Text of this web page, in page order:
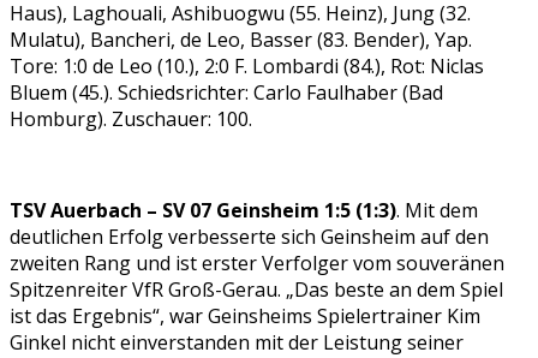
Haus), Laghouali, Ashibuogwu (55. Heinz), Jung (32.
Mulatu), Bancheri, de Leo, Basser (83. Bender), Yap.
Tore: 1:0 de Leo (10.), 2:0 F. Lombardi (84.), Rot: Niclas
Bluem (45.). Schiedsrichter: Carlo Faulhaber (Bad
Homburg). Zuschauer: 100.
TSV Auerbach – SV 07 Geinsheim 1:5 (1:3). Mit dem
deutlichen Erfolg verbesserte sich Geinsheim auf den
zweiten Rang und ist erster Verfolger vom souveränen
Spitzenreiter VfR Groß-Gerau. „Das beste an dem Spiel
ist das Ergebnis“, war Geinsheims Spielertrainer Kim
Ginkel nicht einverstanden mit der Leistung seiner